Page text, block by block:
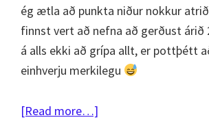
ég ætla að punkta niður nokkur
finnst vert að nefna að gerðust árið
á alls ekki að grípa allt, er pottþétt
einhverju merkilegu
[Read more…]